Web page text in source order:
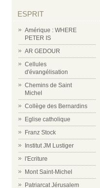
ESPRIT
Amérique : WHERE
PETER IS
AR GEDOUR
Cellules
d'évangélisation
Chemins de Saint
Michel
Collège des Bernardins
Eglise catholique
Franz Stock
Institut JM Lustiger
l'Ecriture
Mont Saint-Michel
Patriarcat Jérusalem